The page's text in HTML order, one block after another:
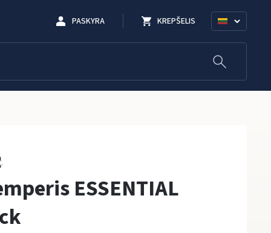
PASKYRA KREPŠELIS
ESSENTIAL